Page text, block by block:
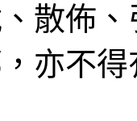
散佈
亦不